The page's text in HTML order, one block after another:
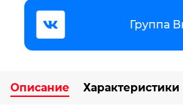
Группа
Описание Характеристики